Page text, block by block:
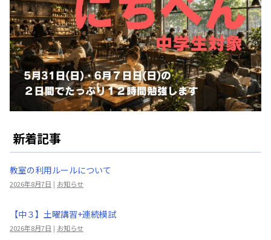
新着記事
教室の利用ルールについて
2026年8月7日 | お知らせ
【中３】土曜講習+連続模試
2026年8月7日 | お知らせ